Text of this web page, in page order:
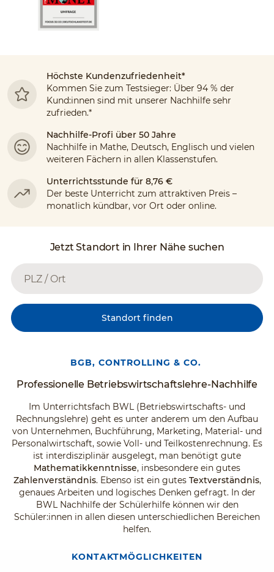
Höchste Kundenzufriedenheit*
Kommen Sie zum Testsieger: Über 94 % der
Kund:innen sind mit unserer Nachhilfe sehr
zufrieden.*
Nachhilfe-Profi über 50 Jahre
Nachhilfe in Mathe, Deutsch, Englisch und vielen
weiteren Fächern in allen Klassenstufen.
Unterrichtsstunde für 8,76 €
Der beste Unterricht zum attraktiven Preis –
monatlich kündbar, vor Ort oder online.
Jetzt Standort in Ihrer Nähe suchen
Standort finden
BGB, CONTROLLING & CO.
Professionelle Betriebswirtschaftslehre-Nachhilfe
Im Unterrichtsfach BWL (Betriebswirtschafts- und
Rechnungslehre) geht es unter anderem um den Aufbau
von Unternehmen, Buchführung, Marketing, Material- und
Personalwirtschaft, sowie Voll- und Teilkostenrechnung. Es
ist interdisziplinär ausgelegt, man benötigt gute
Mathematikkenntnisse, insbesondere ein gutes
Zahlenverständnis. Ebenso ist ein gutes Textverständnis,
genaues Arbeiten und logisches Denken gefragt. In der
BWL Nachhilfe der Schülerhilfe können wir den
Schüler:innen in allen diesen unterschiedlichen Bereichen
helfen.
KONTAKTMÖGLICHKEITEN